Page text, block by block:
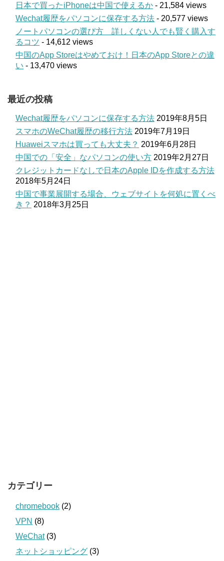
日本で買ったiPhoneは中国で使えるか - 21,584 views
Wechat履歴をパソコンに保存する方法 - 20,577 views
ノートパソコンの選び方 詳しくない人でも賢く購入す
るコツ - 14,612 views
中国のApp Storeはやめておけ！日本のApp Storeとの違
い - 13,470 views
最近の投稿
Wechat履歴をパソコンに保存する方法 2019年8月5日
スマホのWeChat履歴の移行方法 2019年7月19日
Huaweiスマホは買っても大丈夫？ 2019年6月28日
中国での「安全」なパソコンの使い方 2019年2月27日
クレジットカードなしで日本のApple IDを作成する方法
2018年5月24日
中国で事業展開する場合、ウェブサイトを何処に置くべ
き？ 2018年3月25日
カテゴリー
chromebook (2)
VPN (8)
WeChat(3)
ネットショッピング (3)